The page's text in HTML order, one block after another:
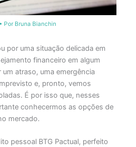
• Por Bruna Bianchin
por uma situação delicada em
financeiro em algum
um atraso, uma emergência
e, pronto, vemos
É por isso que, nesses
conhecermos as opções de
mercado.
pessoal BTG Pactual, perfeito